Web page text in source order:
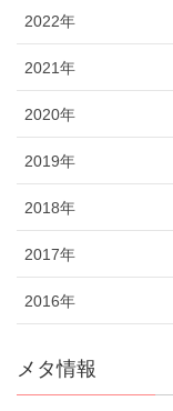
2022年
2021年
2020年
2019年
2018年
2017年
2016年
メタ情報